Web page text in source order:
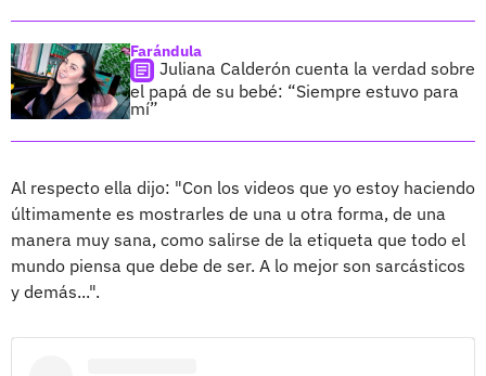
Farándula
Juliana Calderón cuenta la verdad sobre
el papá de su bebé: “Siempre estuvo para
mí”
Al respecto ella dijo: "Con los videos que yo estoy haciendo
últimamente es mostrarles de una u otra forma, de una
manera muy sana, como salirse de la etiqueta que todo el
mundo piensa que debe de ser. A lo mejor son sarcásticos
y demás...".